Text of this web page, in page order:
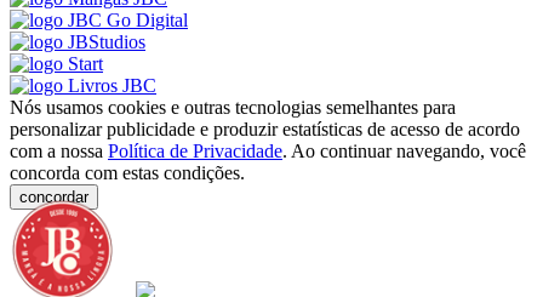
Nós usamos cookies e outras tecnologias semelhantes para
personalizar publicidade e produzir estatísticas de acesso de acordo
com a nossa Política de Privacidade. Ao continuar navegando, você
concorda com estas condições.
concordar